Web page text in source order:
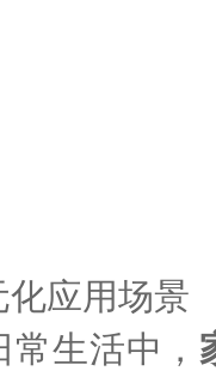
应用场景
生活中，